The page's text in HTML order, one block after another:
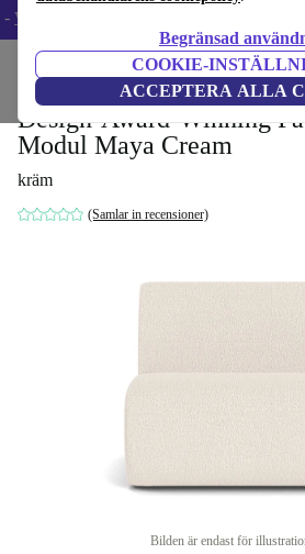
Begränsad
COOKIE-
ACCEPTERA ALLA
- Villkor
Hushåll Möbler
Design-Award-Winning
Modul Maya Cream
kräm
(Samlar in recensioner)
Bilden är endast för